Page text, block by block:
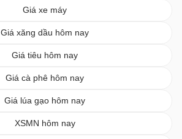
Giá xe máy
Giá xăng dầu hôm nay
Giá tiêu hôm nay
Giá cà phê hôm nay
Giá lúa gạo hôm nay
XSMN hôm nay